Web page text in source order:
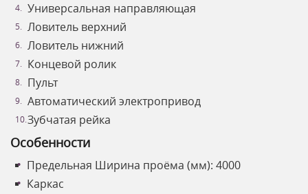
Универсальная направляющая
Ловитель верхний
Ловитель нижний
Концевой ролик
Пульт
Автоматический электропривод
Зубчатая рейка
Особенности
Предельная Ширина проёма (мм): 4000
Каркас